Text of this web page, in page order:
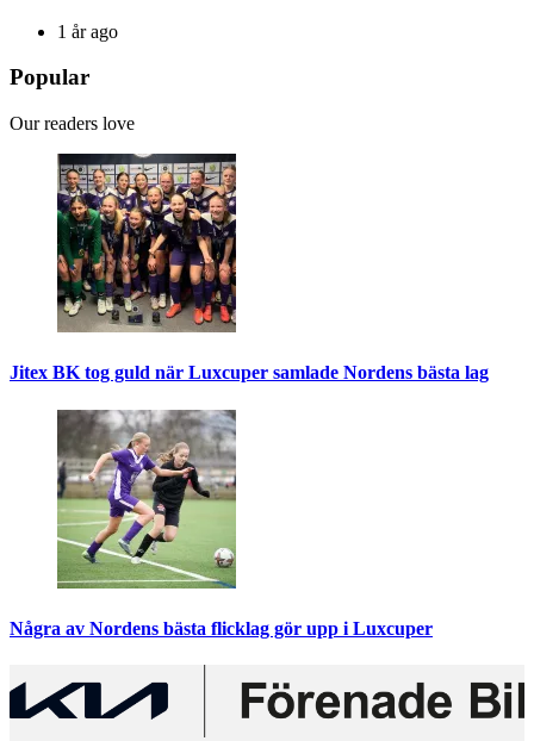
1 år ago
Popular
Our readers love
Jitex BK tog guld när Luxcuper samlade Nordens bästa lag
Några av Nordens bästa flicklag gör upp i Luxcuper